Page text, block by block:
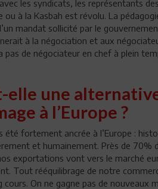
les syndicats, les représentants
ou à la Kasbah est révolu. La
mandat sollicité par le
à la négociation et aux
pas de négociateur en chef à plein
elle une
à l’Europe ?
été fortement ancrée à l’Europe :
et humainement. Près de 70%
exportations vont vers le marché
Tout rééquilibrage de notre
On ne gagne pas de nouveaux